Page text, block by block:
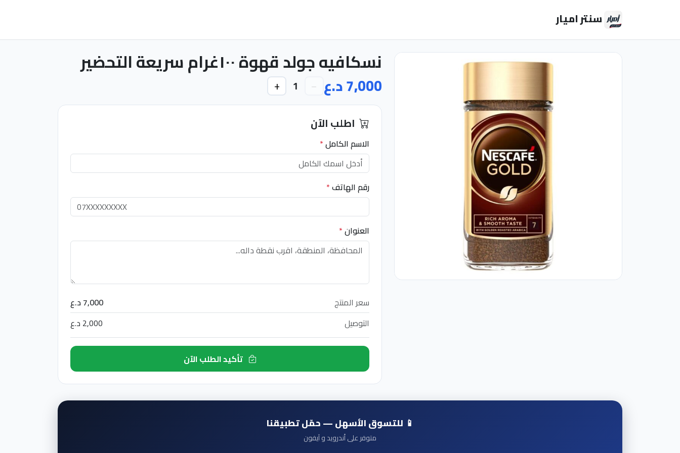
سنتر اميار
نسكافيه جولد قهوة ١٠٠غرام سريعة التحضير
7,000 د.ع −
1
+
اطلب الآن
الاسم الكامل*
رقم الهاتف*
العنوان*
سعر المنتج
7,000 د.ع
التوصيل
2,000 د.ع
تأكيد الطلب الآن
📱 للتسوق الأسهل — حمّل تطبيقنا
متوفر على أندرويد و آيفون